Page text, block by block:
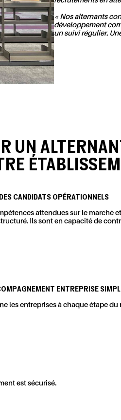
« Nos alternants
développement
un suivi régulier.
UN
DES CANDIDATS OPÉRATIONNELS
attendues sur le marché
Ils sont en capacité de
ENTREPRISE
les entreprises à chaque étape du
est sécurisé.